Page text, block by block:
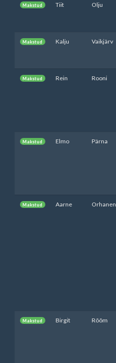
Makstud Tiit Olju
Makstud Kalju Vaikjärv
Makstud Rein Rooni
Makstud Elmo Pärna
Makstud Aarne Orhanen
Makstud Birgit Rõõm